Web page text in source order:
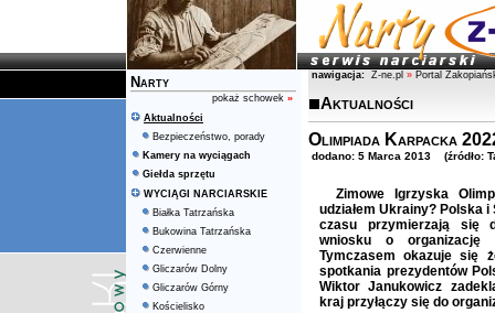
Narty
pokaż schowek »
Aktualności
Bezpieczeństwo, porady
Kamery na wyciągach
Giełda sprzętu
WYCIĄGI NARCIARSKIE
Białka Tatrzańska
Bukowina Tatrzańska
Czerwienne
Gliczarów Dolny
Gliczarów Górny
Kościelisko
nawigacja: Z-ne.pl » Portal
Aktualności
Olimpiada Karpacka
dodano: 5 Marca 2013 (źródło:
Zimowe Igrzyska
udziałem Ukrainy? Polska i
czasu przymierzają się
wniosku o organizację
Tymczasem okazuje się
spotkania prezydentów
Wiktor Janukowicz
kraj przyłączy się do